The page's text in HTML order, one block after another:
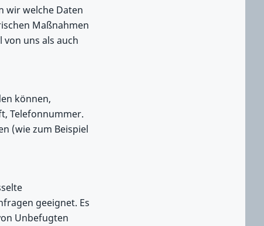
wir welche Daten
Maßnahmen
uns als auch
können,
Telefonnummer.
(wie zum Beispiel
geeignet. Es
Unbefugten